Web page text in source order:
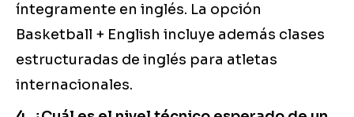
íntegramente en inglés. La opción
Basketball + English incluye además clases
estructuradas de inglés para atletas
internacionales.